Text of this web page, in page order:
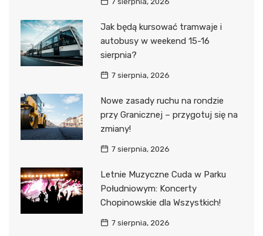
Jak będą kursować tramwaje i
autobusy w weekend 15-16
sierpnia?
7 sierpnia, 2026
Nowe zasady ruchu na rondzie
przy Granicznej – przygotuj się na
zmiany!
7 sierpnia, 2026
Letnie Muzyczne Cuda w Parku
Południowym: Koncerty
Chopinowskie dla Wszystkich!
7 sierpnia, 2026